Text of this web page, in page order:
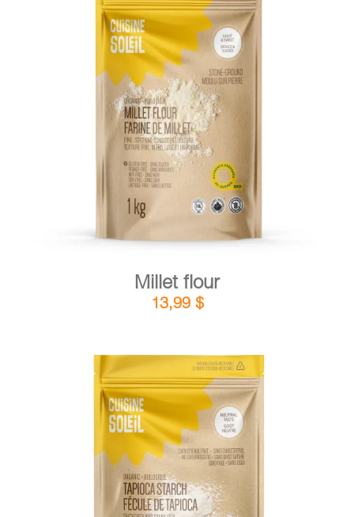
ADD TO CART / DETAILS
Millet flour
13,99 $
ADD TO CART / DETAILS